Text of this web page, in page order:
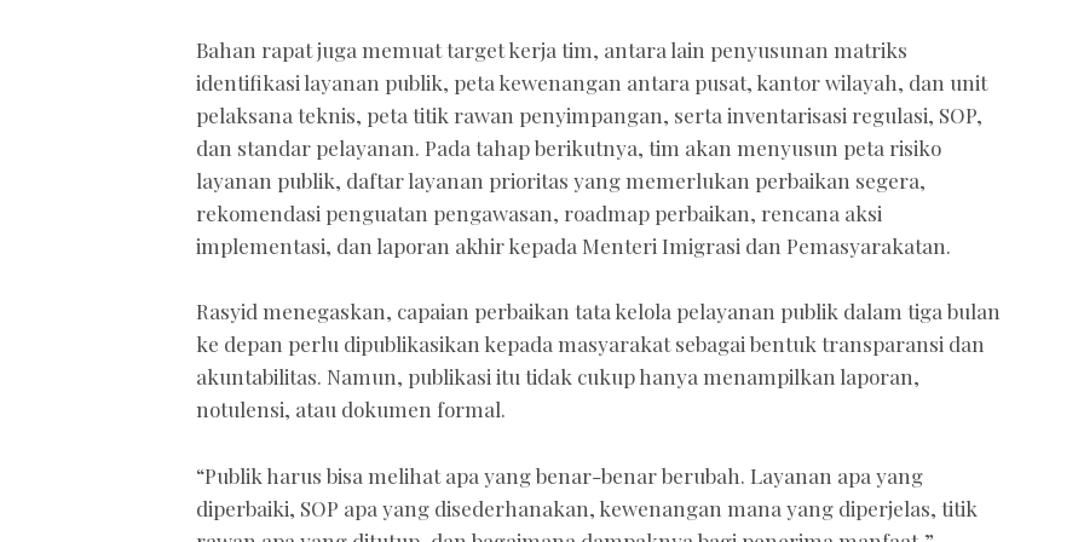
Bahan rapat juga memuat target kerja tim, antara lain penyusunan matriks
identifikasi layanan publik, peta kewenangan antara pusat, kantor wilayah, dan unit
pelaksana teknis, peta titik rawan penyimpangan, serta inventarisasi regulasi, SOP,
dan standar pelayanan. Pada tahap berikutnya, tim akan menyusun peta risiko
layanan publik, daftar layanan prioritas yang memerlukan perbaikan segera,
rekomendasi penguatan pengawasan, roadmap perbaikan, rencana aksi
implementasi, dan laporan akhir kepada Menteri Imigrasi dan Pemasyarakatan.
Rasyid menegaskan, capaian perbaikan tata kelola pelayanan publik dalam tiga bulan
ke depan perlu dipublikasikan kepada masyarakat sebagai bentuk transparansi dan
akuntabilitas. Namun, publikasi itu tidak cukup hanya menampilkan laporan,
notulensi, atau dokumen formal.
“Publik harus bisa melihat apa yang benar-benar berubah. Layanan apa yang
diperbaiki, SOP apa yang disederhanakan, kewenangan mana yang diperjelas, titik